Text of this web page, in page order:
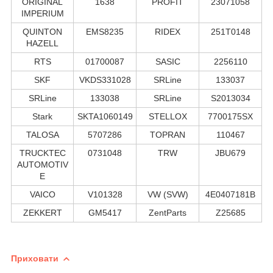
IMPERIUM
QUINTON
HAZELL
EMS8235 RIDEX 251T0148
RTS 01700087 SASIC
2256110
SKF
VKDS331028 SRLine
133037
SRLine
133038 SRLine
S2013034
Stark
SKTA1060149 STELLOX
7700175SX
TALOSA
5707286 TOPRAN
110467
TRUCKTEC
AUTOMOTIV
E
0731048 TRW JBU679
VAICO V101328 VW (SVW)
4E0407181B
ZEKKERT
GM5417 ZentParts Z25685
Приховати